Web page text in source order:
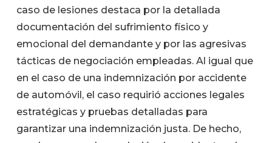
caso de lesiones destaca por la detallada
documentación del sufrimiento físico y
emocional del demandante y por las agresivas
tácticas de negociación empleadas. Al igual que
en el caso de una indemnización por accidente
de automóvil, el caso requirió acciones legales
estratégicas y pruebas detalladas para
garantizar una indemnización justa. De hecho,